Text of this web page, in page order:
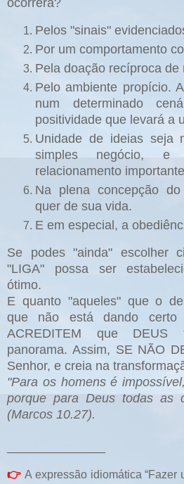
ocorrerá?
Pelos "sinais"
Por um comportamento
Pela doação recíproca de
Pelo ambiente propício.
num determinado
positividade que levará a
Unidade de ideias seja
simples negócio,
relacionamento
Na plena concepção
quer de sua vida.
E em especial, a
Se podes "ainda" escolher
"LIGA" possa ser
ótimo.
E quanto "aqueles" que o
que não está dando
ACREDITEM que DEUS
panorama. Assim, SE NÃO
Senhor, e creia na
"Para os homens é
porque para Deus todas as
(Marcos 10.27).
👉A expressão idiomática “Fazer